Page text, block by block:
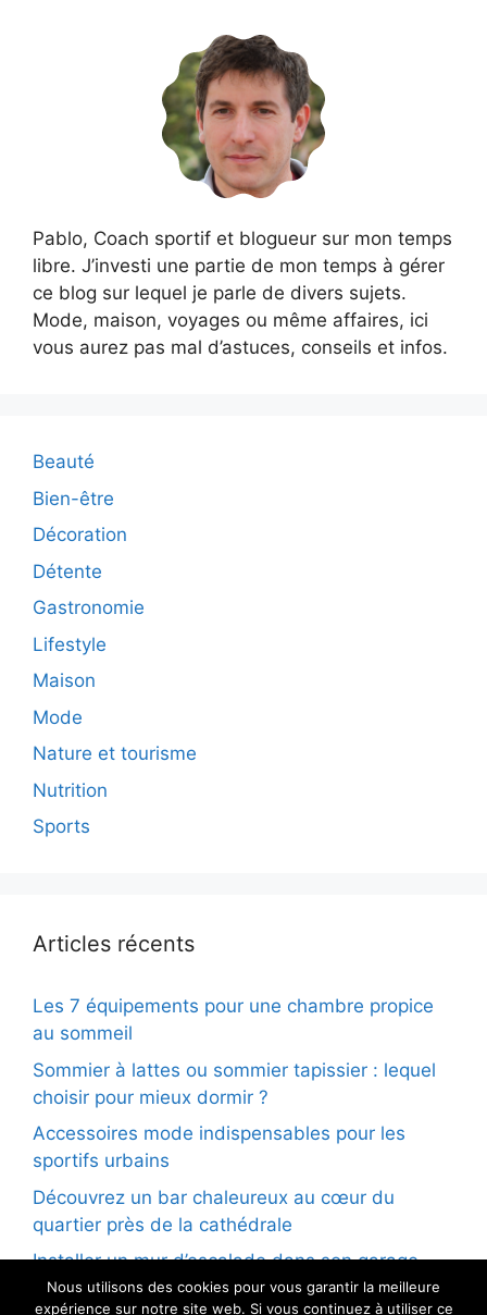
Pablo, Coach sportif et blogueur sur mon temps
libre. J’investi une partie de mon temps à gérer
ce blog sur lequel je parle de divers sujets.
Mode, maison, voyages ou même affaires, ici
vous aurez pas mal d’astuces, conseils et infos.
Beauté
Bien-être
Décoration
Détente
Gastronomie
Lifestyle
Maison
Mode
Nature et tourisme
Nutrition
Sports
Articles récents
Les 7 équipements pour une chambre propice
au sommeil
Sommier à lattes ou sommier tapissier : lequel
choisir pour mieux dormir ?
Accessoires mode indispensables pour les
sportifs urbains
Découvrez un bar chaleureux au cœur du
quartier près de la cathédrale
Installer un mur d’escalade dans son garage
Nous utilisons des cookies pour vous garantir la meilleure
expérience sur notre site web. Si vous continuez à utiliser ce